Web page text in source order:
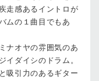
走感あるイントロが
ムの１曲目でもあ
ナオヤの雰囲気のあ
イダイシのドラム。
吸引力のあるギター